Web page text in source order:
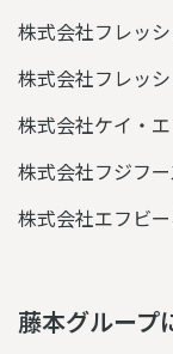
株式会社フレッ
株式会社フレッ
株式会社ケイ・
株式会社フジフ
株式会社エフビ
藤本グループ